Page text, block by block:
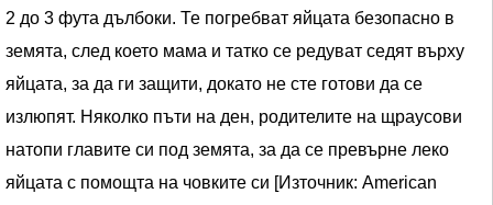
2 до 3 фута дълбоки. Те погребват яйцата безопасно в
земята, след което мама и татко се редуват седят върху
яйцата, за да ги защити, докато не сте готови да се
излюпят. Няколко пъти на ден, родителите на щраусови
натопи главите си под земята, за да се превърне леко
яйцата с помощта на човките си [Източник: American